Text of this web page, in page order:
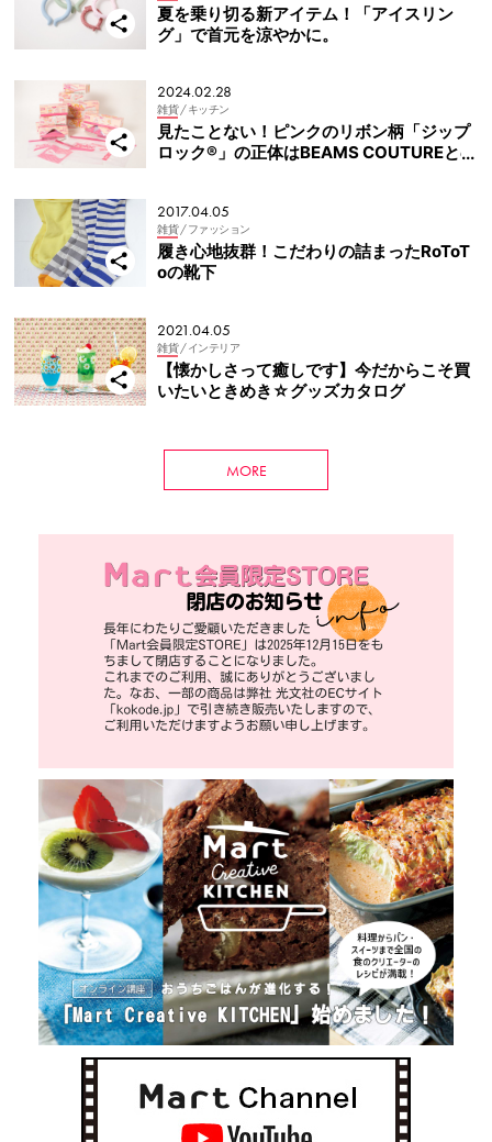
夏を乗り切る新アイテム！「アイスリン
グ」で首元を涼やかに。
2024.02.28
雑貨 / キッチン
見たことない！ピンクのリボン柄「ジップ
ロック®」の正体はBEAMS COUTUREとの
2017.04.05
雑貨 / ファッション
履き心地抜群！こだわりの詰まったRoToT
oの靴下
2021.04.05
雑貨 / インテリア
【懐かしさって癒しです】今だからこそ買
いたいときめき☆グッズカタログ
MORE